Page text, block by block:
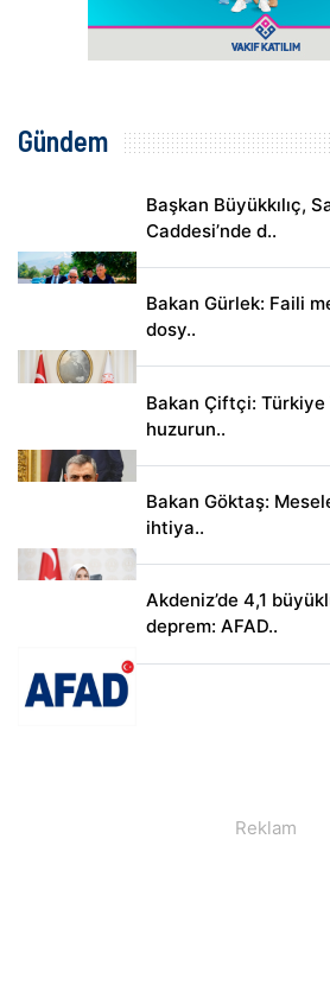
Gündem
Başkan Büyükkılıç,
Caddesi’nde d..
Bakan Gürlek: Faili
dosy..
Bakan Çiftçi: Türkiye
huzurun..
Bakan Göktaş:
ihtiya..
Akdeniz’de 4,1
deprem: AFAD..